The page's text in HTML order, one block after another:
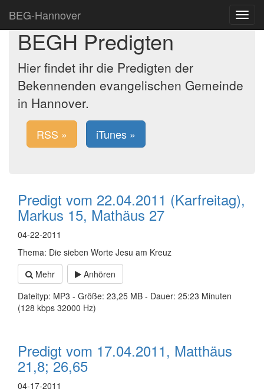
BEG-Hannover
Toggle
BEGH Predigten
Hier findet ihr die Predigten der
Bekennenden evangelischen Gemeinde
in Hannover.
RSS » iTunes »
Predigt vom 22.04.2011 (Karfreitag),
Markus 15, Mathäus 27
04-22-2011
Thema: Die sieben Worte Jesu am Kreuz
Mehr
Anhören
Dateityp: MP3 - Größe: 23,25 MB - Dauer: 25:23 Minuten
(128 kbps 32000 Hz)
Predigt vom 17.04.2011, Matthäus
21,8; 26,65
04-17-2011